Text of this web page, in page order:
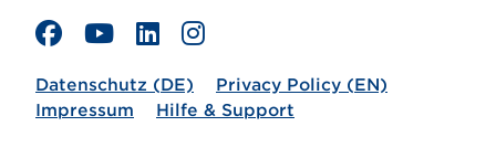
Datenschutz (DE)
Privacy Policy (EN)
Impressum
Hilfe & Support